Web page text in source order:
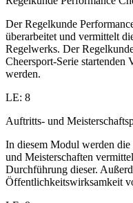
Der Regelkunde
überarbeitet und vermittelt
Regelwerks. Der
Cheersport-Serie startenden
werden.
LE: 8
Auftritts- und
In diesem Modul werden
und Meisterschaften
Durchführung dieser.
Öffentlichkeitswirksamkeit